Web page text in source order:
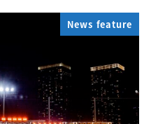
News feature